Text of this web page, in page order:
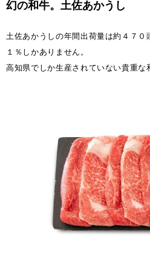
幻の和牛。土佐あかうし
土佐あかうしの年間出荷量は約４７０
１％しかありません。
高知県でしか生産されていない貴重な